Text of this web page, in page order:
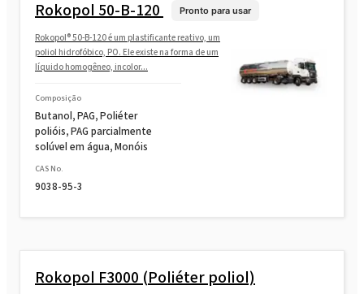
Rokopol M1140 (Poliéter poliol)
Rokopol M1145 (Poliéter poliol)
Rokopol M1180 (Poliéter poliol)
Rokopol 50-B-120 Pronto para usar
Rokopol® 50-B-120 é um plastificante reativo, um
poliol hidrofóbico, PO. Ele existe na forma de um
líquido homogêneo, incolor...
Composição
Butanol, PAG, Poliéter
polióis, PAG parcialmente
solúvel em água, Monóis
CAS No.
9038-95-3
Rokopol F3000 (Poliéter poliol)